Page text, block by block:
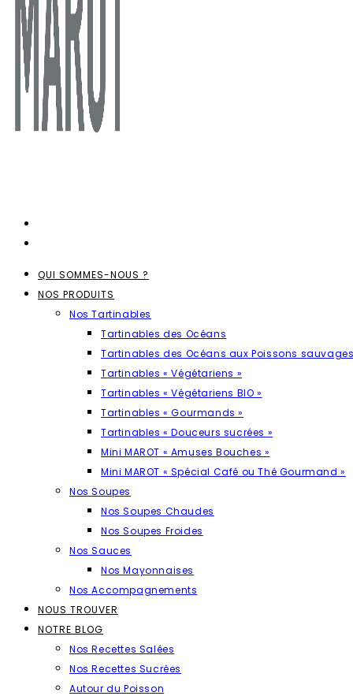
QUI SOMMES-NOUS ?
NOS PRODUITS
Nos Tartinables
Tartinables des Océans
Tartinables des Océans aux Poissons
Tartinables « Végétariens »
Tartinables « Végétariens BIO »
Tartinables « Gourmands »
Tartinables « Douceurs sucrées »
Mini MAROT « Amuses Bouches »
Mini MAROT « Spécial Café ou Thé Gourmand »
Nos Soupes
Nos Soupes Chaudes
Nos Soupes Froides
Nos Sauces
Nos Mayonnaises
Nos Accompagnements
NOUS TROUVER
NOTRE BLOG
Nos Recettes Salées
Nos Recettes Sucrées
Autour du Poisson